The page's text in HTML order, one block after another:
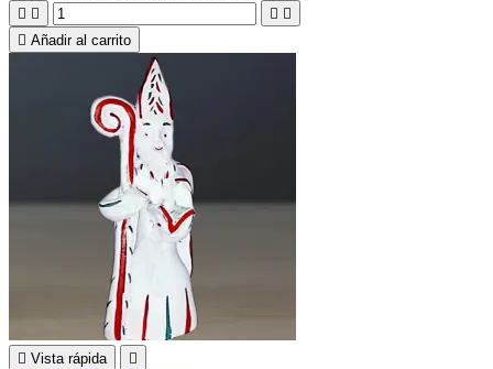
   
 Añadir al carrito
 Vista rápida 